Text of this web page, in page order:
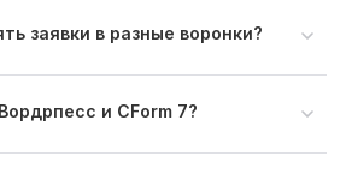
или пример, как должен выглядеть
заявки в разные воронки?
и CForm 7?